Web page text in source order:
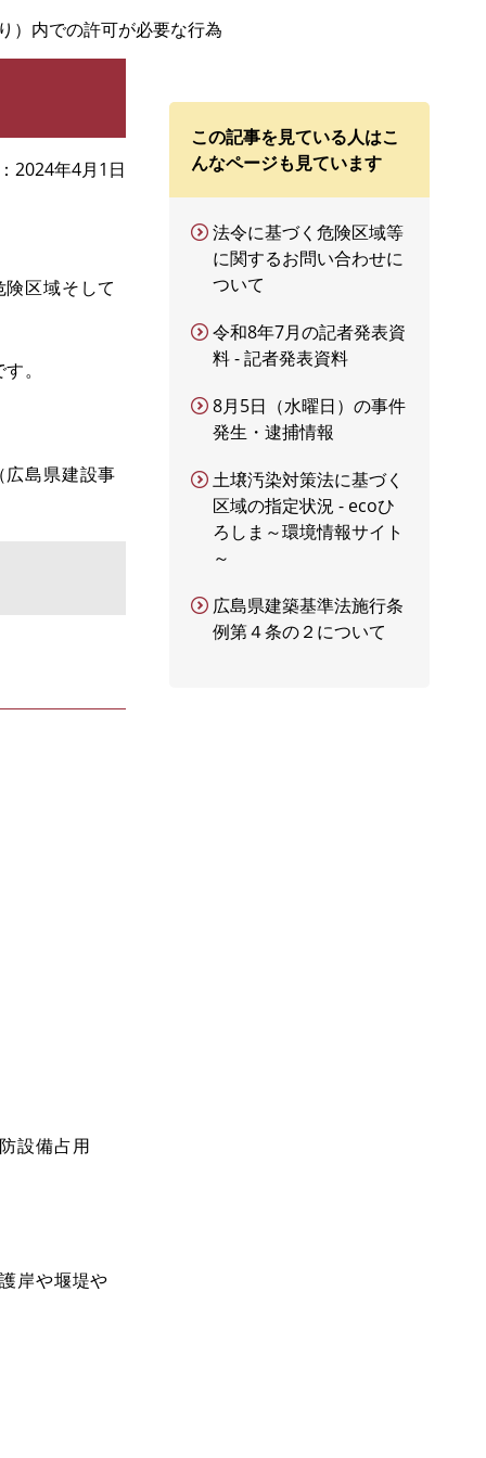
）内での許可が必要な行為
2024年4月1日
区域そして
。
島県建設事
設備占用
岸や堰堤や
この記事を見ている人はこ
んなページも見ています
法令に基づく危険区域等
に関するお問い合わせに
ついて
令和8年7月の記者発表資
料 - 記者発表資料
8月5日（水曜日）の事件
発生・逮捕情報
土壌汚染対策法に基づく
区域の指定状況 - ecoひ
ろしま～環境情報サイト
～
広島県建築基準法施行条
例第４条の２について